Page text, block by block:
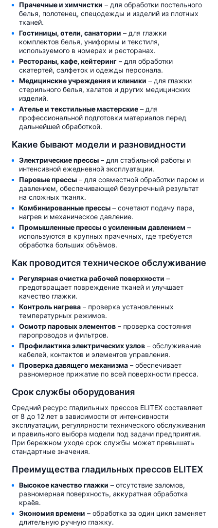
Прачечные и химчистки – для обработки постельного
белья, полотенец, спецодежды и изделий из плотных
тканей.
Гостиницы, отели, санатории – для глажки
комплектов белья, униформы и текстиля,
используемого в номерах и ресторанах.
Рестораны, кафе, кейтеринг – для обработки
скатертей, салфеток и одежды персонала.
Медицинские учреждения и клиники – для глажки
стерильного белья, халатов и других медицинских
изделий.
Ателье и текстильные мастерские – для
профессиональной подготовки материалов перед
дальнейшей обработкой.
Какие бывают модели и разновидности
Электрические прессы – для стабильной работы и
интенсивной ежедневной эксплуатации.
Паровые прессы – для совместной обработки паром и
давлением, обеспечивающей безупречный результат
на сложных тканях.
Комбинированные прессы – сочетают подачу пара,
нагрев и механическое давление.
Промышленные прессы с усиленным давлением –
используются в крупных прачечных, где требуется
обработка больших объёмов.
Как проводится техническое обслуживание
Регулярная очистка рабочей поверхности –
предотвращает повреждение тканей и улучшает
качество глажки.
Контроль нагрева – проверка установленных
температурных режимов.
Осмотр паровых элементов – проверка состояния
паропроводов и фильтров.
Профилактика электрических узлов – обслуживание
кабелей, контактов и элементов управления.
Проверка давящего механизма – обеспечивает
равномерное прижатие по всей поверхности пресса.
Срок службы оборудования
Средний ресурс гладильных прессов ELITEX составляет
от 8 до 12 лет в зависимости от интенсивности
эксплуатации, регулярности технического обслуживания
и правильного выбора модели под задачи предприятия.
При бережном уходе срок службы может превышать
стандартные значения.
Преимущества гладильных прессов ELITEX
Высокое качество глажки – отсутствие заломов,
равномерная поверхность, аккуратная обработка
краёв.
Экономия времени – обработка за один цикл заменяет
длительную ручную глажку.